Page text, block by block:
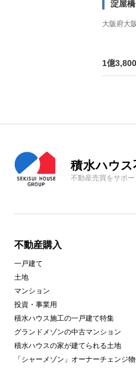
淀屋
大阪府大
1億3,800
積水ハウ
不動産売買をサポー
不動産購入
一戸建て
土地
マンション
投資・事業用
積水ハウス施工の一戸建て特集
グランドメゾンの中古マンション
積水ハウスの家が建てられる土地
「シャーメゾン」オーナーチェンジ